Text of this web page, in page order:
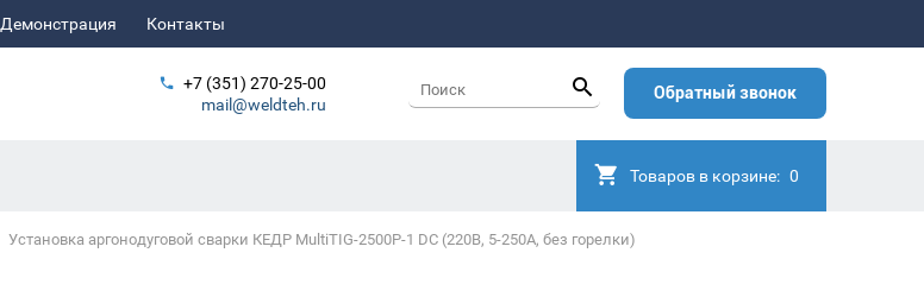
Демонстрация Контакты
+7 (351) 270-25-00
mail@weldteh.ru
Обратный звонок
Товаров в корзине: 0
Установка аргонодуговой сварки КЕДР MultiTIG-2500P-1 DC (220В, 5-250А, без горелки)